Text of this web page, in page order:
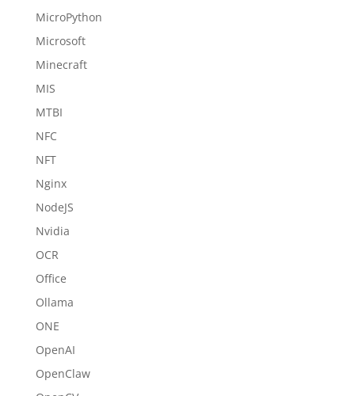
MicroPython
Microsoft
Minecraft
MIS
MTBI
NFC
NFT
Nginx
NodeJS
Nvidia
OCR
Office
Ollama
ONE
OpenAI
OpenClaw